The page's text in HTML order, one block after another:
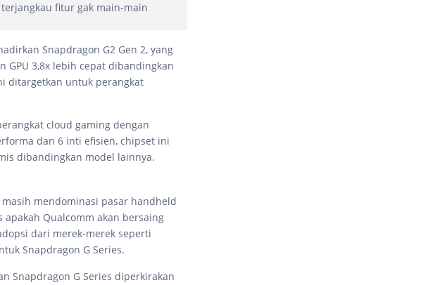
terjangkau fitur gak main-main
Snapdragon G2 Gen 2, yang
GPU 3,8x lebih cepat dibandingkan
ditargetkan untuk perangkat
cloud gaming dengan
dan 6 inti efisien, chipset ini
dibandingkan model lainnya.
mendominasi pasar handheld
apakah Qualcomm akan bersaing
dari merek-merek seperti
Snapdragon G Series.
Snapdragon G Series diperkirakan